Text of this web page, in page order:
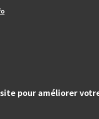
de la grande
pour améliorer